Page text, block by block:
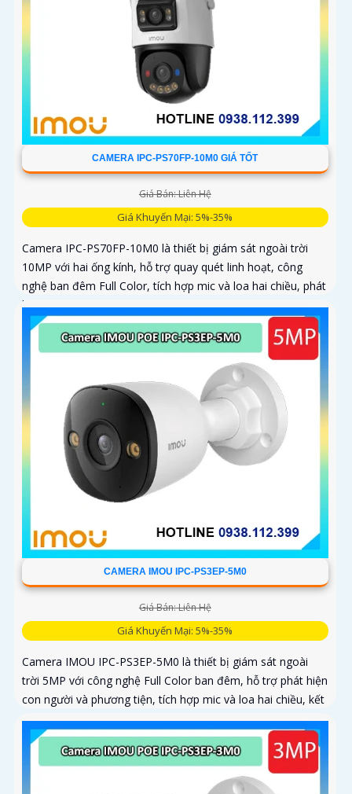
CAMERA IPC-PS70FP-10M0 GIÁ TỐT
Giá Bán: Liên Hệ
Giá Khuyến Mại: 5%-35%
Camera IPC-PS70FP-10M0 là thiết bị giám sát ngoài trời
10MP với hai ống kính, hỗ trợ quay quét linh hoạt, công
nghệ ban đêm Full Color, tích hợp mic và loa hai chiều, phát
hiện con người và phương tiện, phù hợp lắp đặt cho gia
đình, cửa hàng và văn phòng
CAMERA IMOU IPC-PS3EP-5M0
Giá Bán: Liên Hệ
Giá Khuyến Mại: 5%-35%
Camera IMOU IPC-PS3EP-5M0 là thiết bị giám sát ngoài
trời 5MP với công nghệ Full Color ban đêm, hỗ trợ phát hiện
con người và phương tiện, tích hợp mic và loa hai chiều, kết
nối PoE tiện lợi, phù hợp cho gia đình, cửa hàng và văn
phòng